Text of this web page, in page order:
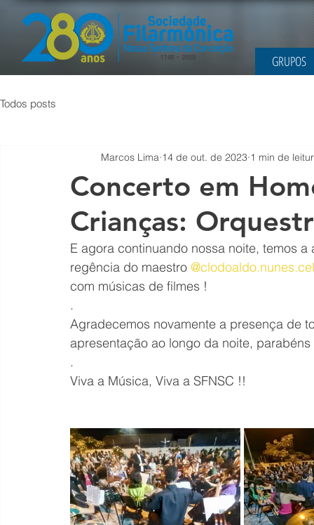
GRUPOS
Todos posts
Concerto em
Crianças:
Marcos Lima 14 de out. de 2023 1 min de
E agora continuando nossa noite, temos
regência do maestro
com músicas de filmes !
.
Agradecemos novamente a presença de
apresentação ao longo da noite,
.
Viva a Música, Viva a SFNSC !!